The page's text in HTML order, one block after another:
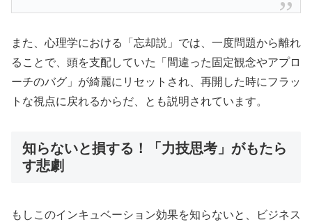
また、心理学における「忘却説」では、一度問題から離れ
ることで、頭を支配していた「間違った固定観念やアプロ
ーチのバグ」が綺麗にリセットされ、再開した時にフラッ
トな視点に戻れるからだ、とも説明されています。
知らないと損する！「力技思考」がもたら
す悲劇
もしこのインキュベーション効果を知らないと、ビジネス